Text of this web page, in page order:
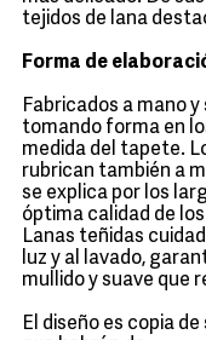
tejidos de lana
Forma de
Fabricados a mano
tomando forma en
medida del tapete.
rubrican también a
se explica por los
óptima calidad de
Lanas teñidas
luz y al lavado,
mullido y suave que
El diseño es copia